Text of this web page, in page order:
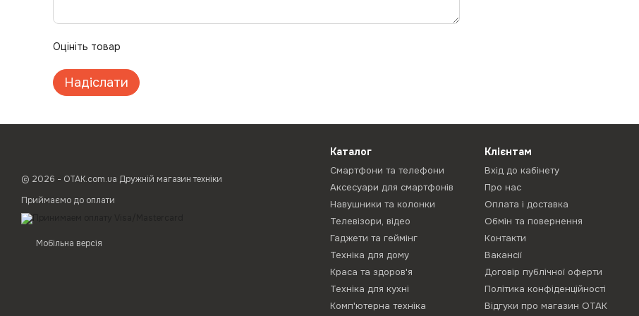
Оцініть товар
Надіслати
© 2026 - ОТАК.com.ua Дружній магазин техніки
Приймаємо до оплати
Мобільна версія
Каталог
Смартфони та телефони
Аксесуари для смартфонів
Навушники та колонки
Телевізори, відео
Гаджети та геймінг
Техніка для дому
Краса та здоров'я
Техніка для кухні
Комп'ютерна техніка
Клієнтам
Вхід до кабінету
Про нас
Оплата і доставка
Обмін та повернення
Контакти
Вакансії
Договір публічної оферти
Політика конфіденційності
Відгуки про магазин ОТАК